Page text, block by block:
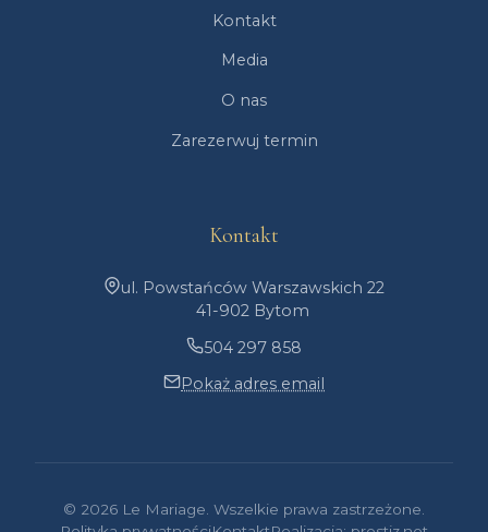
Kontakt
Media
O nas
Zarezerwuj termin
Kontakt
ul. Powstańców Warszawskich 22
41-902 Bytom
504 297 858
Pokaż adres email
© 2026 Le Mariage. Wszelkie prawa zastrzeżone.